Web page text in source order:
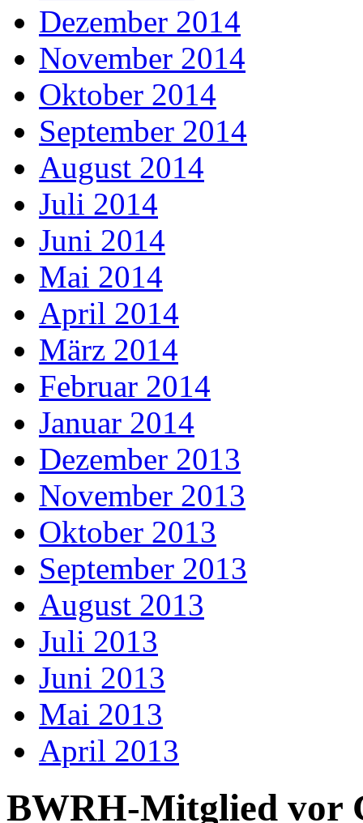
Dezember 2014
November 2014
Oktober 2014
September 2014
August 2014
Juli 2014
Juni 2014
Mai 2014
April 2014
März 2014
Februar 2014
Januar 2014
Dezember 2013
November 2013
Oktober 2013
September 2013
August 2013
Juli 2013
Juni 2013
Mai 2013
April 2013
BWRH-Mitglied vor